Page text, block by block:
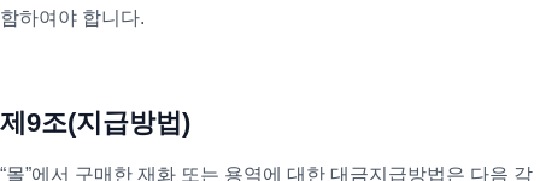
함하여야 합니다.
제9조(지급방법)
“몰”에서 구매한 재화 또는 용역에 대한 대금지급방법은 다음 각